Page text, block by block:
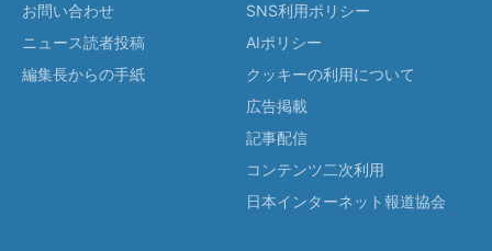
お問い合わせ
ニュース読者投稿
編集長からの手紙
SNS利用ポリシー
AIポリシー
クッキーの利用について
広告掲載
記事配信
コンテンツ二次利用
日本インターネット報道協会